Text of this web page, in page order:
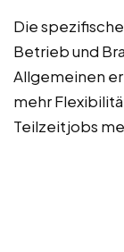
Die
Betrieb und
Allgemeinen
mehr
Teilzeitjobs